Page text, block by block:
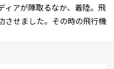
ィアが陣取るなか、着陸。飛
させました。その時の飛行機